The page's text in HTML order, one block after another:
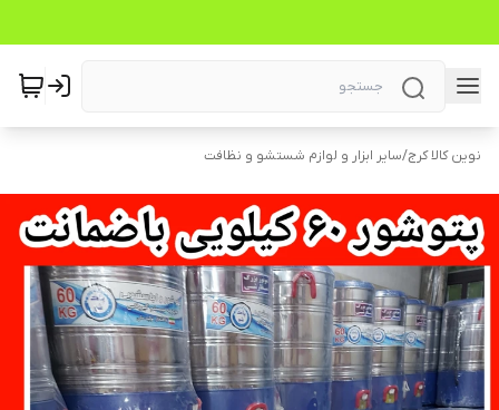
نوین کالا کرج/سایر ابزار و لوازم شستشو و نظافت